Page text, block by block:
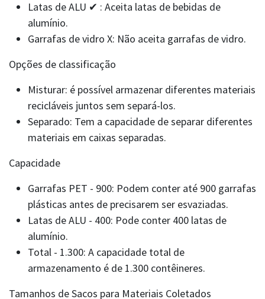
Latas de ALU ✔ : Aceita latas de bebidas de
alumínio.
Garrafas de vidro X: Não aceita garrafas de vidro.
Opções de classificação
Misturar: é possível armazenar diferentes materiais
recicláveis juntos sem separá-los.
Separado: Tem a capacidade de separar diferentes
materiais em caixas separadas.
Capacidade
Garrafas PET - 900: Podem conter até 900 garrafas
plásticas antes de precisarem ser esvaziadas.
Latas de ALU - 400: Pode conter 400 latas de
alumínio.
Total - 1.300: A capacidade total de
armazenamento é de 1.300 contêineres.
Tamanhos de Sacos para Materiais Coletados